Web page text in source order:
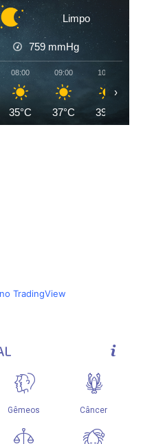
Limpo
759 mmHg
08:00
35°C
09:00
37°C
10:00
39°C
›
TradingView